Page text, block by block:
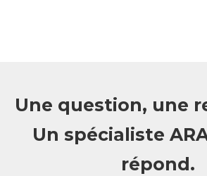
Une question, une
Un spécialiste
répond.